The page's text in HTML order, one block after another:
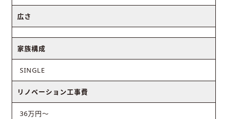
広さ
家族構成
SINGLE
リノベーション工事費
36万円〜